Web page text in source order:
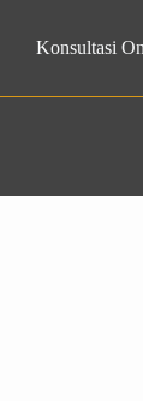
Konsultasi